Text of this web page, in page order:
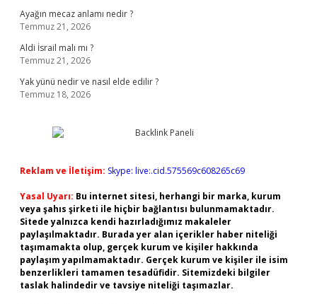
Ayağın mecaz anlamı nedir ?
Temmuz 21, 2026
Aldi İsrail malı mı ?
Temmuz 21, 2026
Yak yünü nedir ve nasıl elde edilir ?
Temmuz 18, 2026
Reklam ve İletişim: Skype: live:.cid.575569c608265c69
Yasal Uyarı: Bu internet sitesi, herhangi bir marka, kurum
veya şahıs şirketi ile hiçbir bağlantısı bulunmamaktadır.
Sitede yalnızca kendi hazırladığımız makaleler
paylaşılmaktadır. Burada yer alan içerikler haber niteliği
taşımamakta olup, gerçek kurum ve kişiler hakkında
paylaşım yapılmamaktadır. Gerçek kurum ve kişiler ile isim
benzerlikleri tamamen tesadüfidir. Sitemizdeki bilgiler
taslak halindedir ve tavsiye niteliği taşımazlar.